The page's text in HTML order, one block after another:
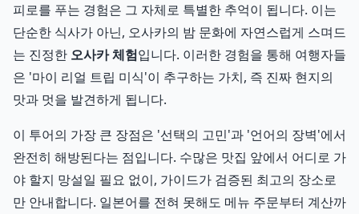
피로를 푸는 경험은 그 자체로 특별한 추억이 됩니다. 이는
단순한 식사가 아닌, 오사카의 밤 문화에 자연스럽게 스며드
는 진정한 오사카 체험입니다. 이러한 경험을 통해 여행자들
은 '마이 리얼 트립 미식'이 추구하는 가치, 즉 진짜 현지의
맛과 멋을 발견하게 됩니다.
이 투어의 가장 큰 장점은 '선택의 고민'과 '언어의 장벽'에서
완전히 해방된다는 점입니다. 수많은 맛집 앞에서 어디로 가
야 할지 망설일 필요 없이, 가이드가 검증된 최고의 장소로
만 안내합니다. 일본어를 전혀 못해도 메뉴 주문부터 계산까